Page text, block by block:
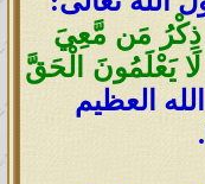
ذِكْرُ مَن مَّعِيَ
يَعْلَمُونَ الْحَقَّ
العظيم